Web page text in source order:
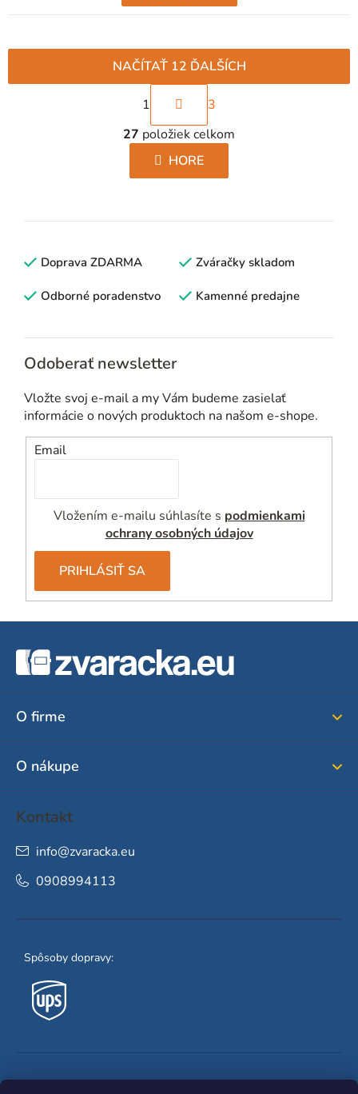
O
v
l
á
a
p
v
ý
NAČÍTAŤ 12 ĎALŠÍCH
S
t
r
á
n
v
n
e
1
3
27 položiek celkom
HORE
Doprava ZDARMA Zváračky skladom
Odborné poradenstvo Kamenné predajne
Odoberať newsletter
Vložte svoj e-mail a my Vám budeme zasielať
informácie o nových produktoch na našom e-shope.
Email
Vložením e-mailu súhlasíte s podmienkami
ochrany osobných údajov
PRIHLÁSIŤ SA
O firme
O nákupe
Kontakt
info@zvaracka.eu
0908994113
Spôsoby dopravy: